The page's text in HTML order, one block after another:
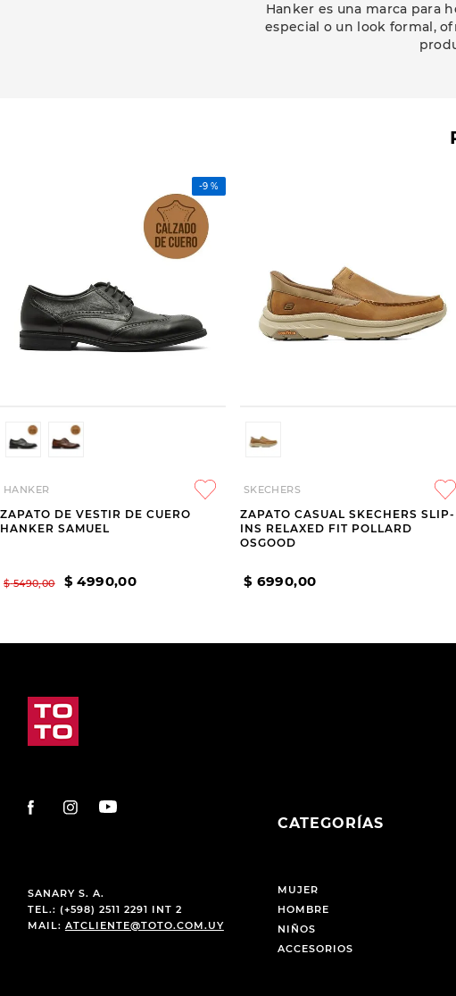
Hanker es una marca para
especial o un look formal,
-9 %
HANKER
ZAPATO DE VESTIR DE CUERO
HANKER SAMUEL
$ 5490,00 $ 4990,00
SKECHERS
ZAPATO CASUAL SKECHERS SLIP-
INS RELAXED FIT POLLARD
OSGOOD
$ 6990,00
SANARY S. A.
TEL.: (+598) 2511 2291 INT 2
MAIL: ATCLIENTE@TOTO.COM.UY
CATEGORÍAS
MUJER
HOMBRE
NIÑOS
ACCESORIOS